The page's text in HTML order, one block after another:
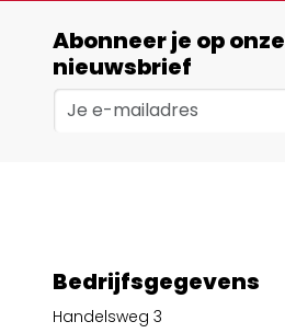
Abonneer je op onze
nieuwsbrief
Bedrijfsgegevens
Handelsweg 3